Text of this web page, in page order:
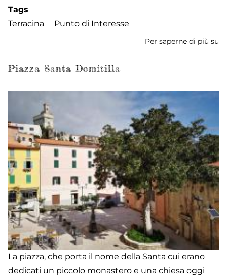
Tags
Terracina
Punto di Interesse
Per saperne di più su
Piazza Santa Domitilla
La piazza, che porta il nome della Santa cui erano
dedicati un piccolo monastero e una chiesa oggi